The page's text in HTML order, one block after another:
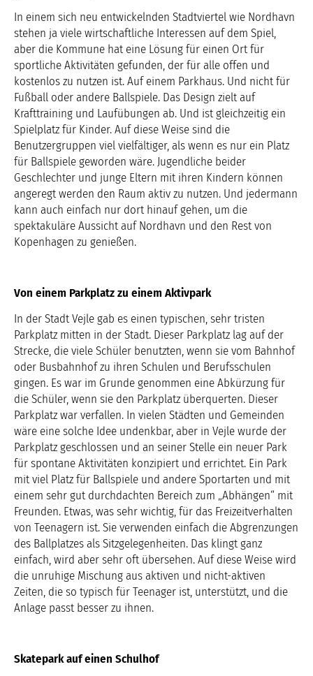
In einem sich neu entwickelnden Stadtviertel wie Nordhavn
stehen ja viele wirtschaftliche Interessen auf dem Spiel,
aber die Kommune hat eine Lösung für einen Ort für
sportliche Aktivitäten gefunden, der für alle offen und
kostenlos zu nutzen ist. Auf einem Parkhaus. Und nicht für
Fußball oder andere Ballspiele. Das Design zielt auf
Krafttraining und Laufübungen ab. Und ist gleichzeitig ein
Spielplatz für Kinder. Auf diese Weise sind die
Benutzergruppen viel vielfältiger, als wenn es nur ein Platz
für Ballspiele geworden wäre. Jugendliche beider
Geschlechter und junge Eltern mit ihren Kindern können
angeregt werden den Raum aktiv zu nutzen. Und jedermann
kann auch einfach nur dort hinauf gehen, um die
spektakuläre Aussicht auf Nordhavn und den Rest von
Kopenhagen zu genießen.
Von einem Parkplatz zu einem Aktivpark
In der Stadt Vejle gab es einen typischen, sehr tristen
Parkplatz mitten in der Stadt. Dieser Parkplatz lag auf der
Strecke, die viele Schüler benutzten, wenn sie vom Bahnhof
oder Busbahnhof zu ihren Schulen und Berufsschulen
gingen. Es war im Grunde genommen eine Abkürzung für
die Schüler, wenn sie den Parkplatz überquerten. Dieser
Parkplatz war verfallen. In vielen Städten und Gemeinden
wäre eine solche Idee undenkbar, aber in Vejle wurde der
Parkplatz geschlossen und an seiner Stelle ein neuer Park
für spontane Aktivitäten konzipiert und errichtet. Ein Park
mit viel Platz für Ballspiele und andere Sportarten und mit
einem sehr gut durchdachten Bereich zum „Abhängen“ mit
Freunden. Etwas, was sehr wichtig, für das Freizeitverhalten
von Teenagern ist. Sie verwenden einfach die Abgrenzungen
des Ballplatzes als Sitzgelegenheiten. Das klingt ganz
einfach, wird aber sehr oft übersehen. Auf diese Weise wird
die unruhige Mischung aus aktiven und nicht-aktiven
Zeiten, die so typisch für Teenager ist, unterstützt, und die
Anlage passt besser zu ihnen.
Skatepark auf einen Schulhof